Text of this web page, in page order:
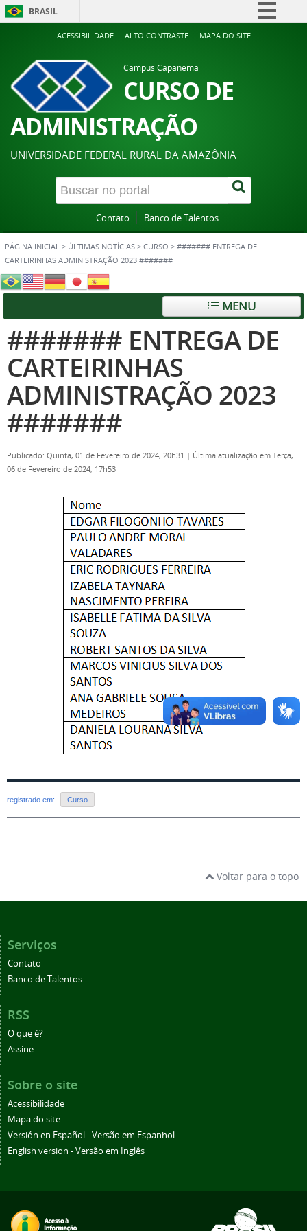
BRASIL
Simplifique!
Acesso à informação
Legislação
ACESSIBILIDADE ALTO CONTRASTE MAPA DO SITE
Campus Capanema
CURSO DE
ADMINISTRAÇÃO
UNIVERSIDADE FEDERAL RURAL DA AMAZÔNIA
Contato Banco de Talentos
PÁGINA INICIAL > ÚLTIMAS NOTÍCIAS > CURSO > ####### ENTREGA DE
CARTEIRINHAS ADMINISTRAÇÃO 2023 #######
MENU
####### ENTREGA DE
CARTEIRINHAS
ADMINISTRAÇÃO 2023
#######
Publicado: Quinta, 01 de Fevereiro de 2024, 20h31 | Última atualização em Terça,
06 de Fevereiro de 2024, 17h53
registrado em: Curso
Voltar para o topo
Serviços
Contato
Banco de Talentos
RSS
O que é?
Assine
Sobre o site
Acessibilidade
Mapa do site
Versión en Español - Versão em Espanhol
English version - Versão em Inglês